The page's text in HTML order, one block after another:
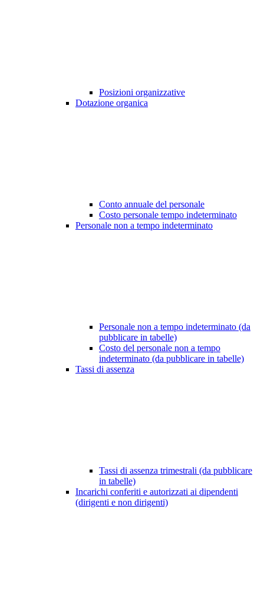
Posizioni organizzative
Dotazione organica
Conto annuale del personale
Costo personale tempo indeterminato
Personale non a tempo indeterminato
Personale non a tempo indeterminato (da
pubblicare in tabelle)
Costo del personale non a tempo
indeterminato (da pubblicare in tabelle)
Tassi di assenza
Tassi di assenza trimestrali (da pubblicare
in tabelle)
Incarichi conferiti e autorizzati ai dipendenti
(dirigenti e non dirigenti)